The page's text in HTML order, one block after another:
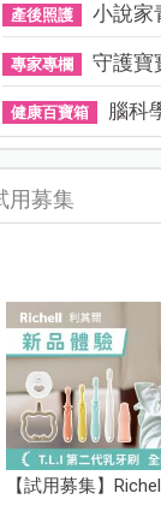
產後照護 小說家
專家專欄 守護寶
健康百寶箱 腦科
用募集
【試用募集】